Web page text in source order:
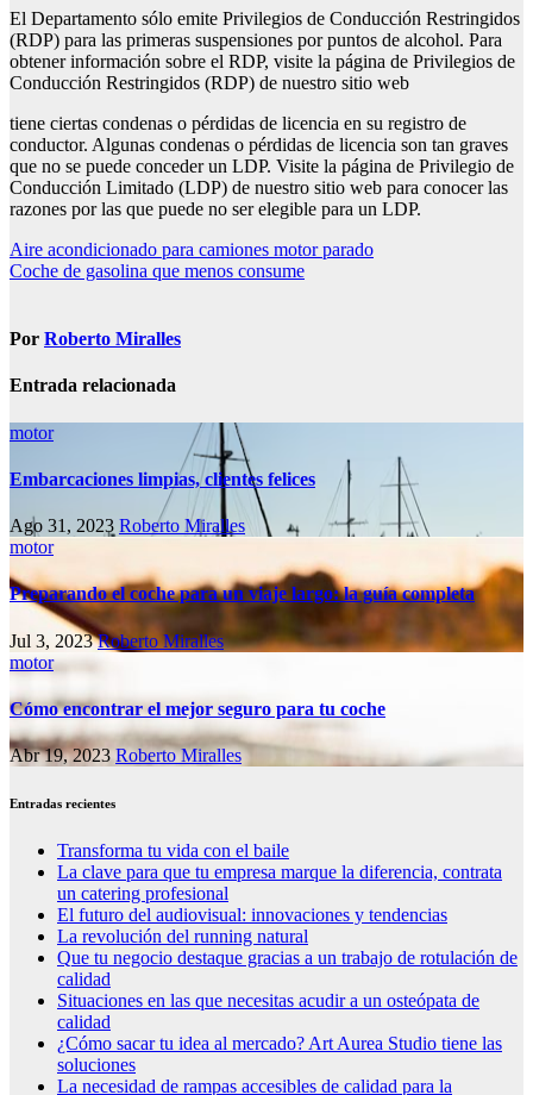
El Departamento sólo emite Privilegios de Conducción Restringidos
(RDP) para las primeras suspensiones por puntos de alcohol. Para
obtener información sobre el RDP, visite la página de Privilegios de
Conducción Restringidos (RDP) de nuestro sitio web
tiene ciertas condenas o pérdidas de licencia en su registro de
conductor. Algunas condenas o pérdidas de licencia son tan graves
que no se puede conceder un LDP. Visite la página de Privilegio de
Conducción Limitado (LDP) de nuestro sitio web para conocer las
razones por las que puede no ser elegible para un LDP.
Navegación
de
Aire acondicionado para camiones motor parado
Coche de gasolina que menos consume
Por Roberto Miralles
Entrada relacionada
motor
Embarcaciones limpias, clientes felices
Ago 31, 2023 Roberto Miralles
motor
Preparando el coche para un viaje largo: la guía completa
Jul 3, 2023Roberto Miralles
motor
Cómo encontrar el mejor seguro para tu coche
Abr 19, 2023Roberto Miralles
Entradas recientes
Transforma tu vida con el baile
La clave para que tu empresa marque la diferencia, contrata
un catering profesional
El futuro del audiovisual: innovaciones y tendencias
La revolución del running natural
Que tu negocio destaque gracias a un trabajo de rotulación de
calidad
Situaciones en las que necesitas acudir a un osteópata de
calidad
¿Cómo sacar tu idea al mercado? Art Aurea Studio tiene las
soluciones
La necesidad de rampas accesibles de calidad para la